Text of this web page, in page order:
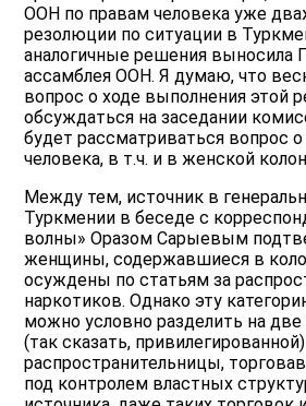
ООН по правам человека уже
резолюции по ситуации в
аналогичные решения выносила
ассамблея ООН. Я думаю, что
вопрос о ходе выполнения этой
обсуждаться на заседании
будет рассматриваться вопрос
человека, в т.ч. и в женской
Между тем, источник в
Туркмении в беседе с
волны» Оразом Сарыевым
женщины, содержавшиеся в
осуждены по статьям за
наркотиков. Однако эту
можно условно разделить на
(так сказать,
распространительницы,
под контролем властных